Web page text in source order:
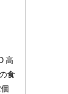
高
食